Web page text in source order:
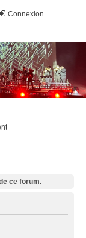
Connexion
ce forum.